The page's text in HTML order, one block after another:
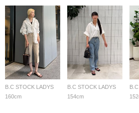
B.C STOCK LADYS
160cm
B.C STOCK LADYS
154cm